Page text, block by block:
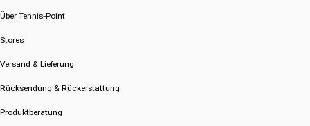
Über Tennis-Point
Stores
Versand & Lieferung
Rücksendung & Rückerstattung
Produktberatung